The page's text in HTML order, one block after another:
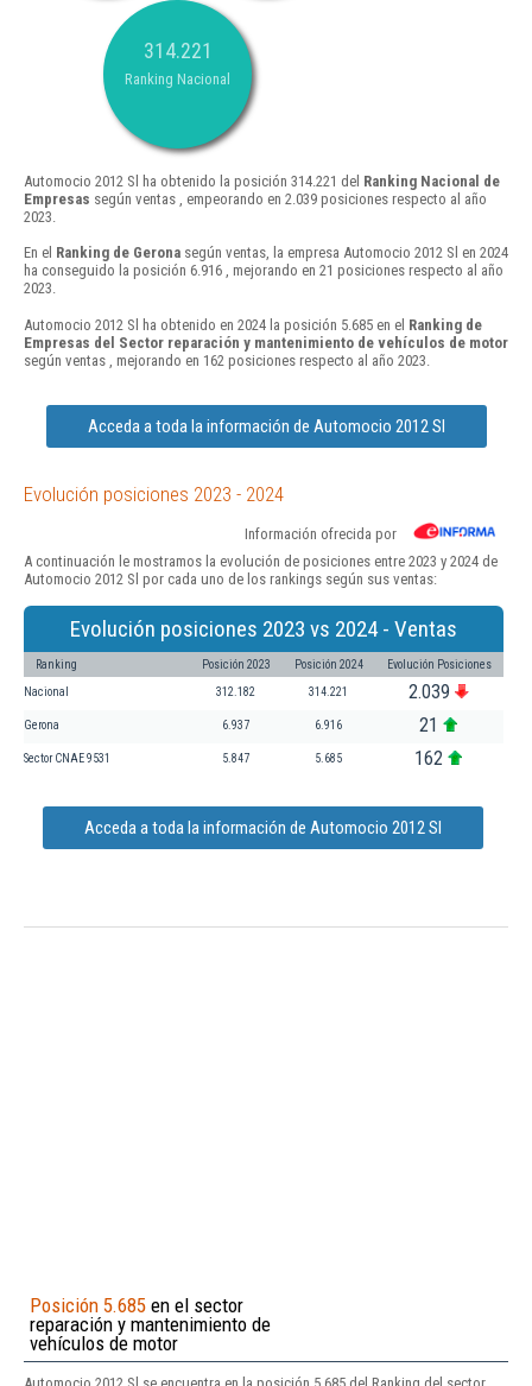
314.221
Ranking Nacional
Automocio 2012 Sl ha obtenido la posición 314.221 del Ranking Nacional de
Empresas según ventas , empeorando en 2.039 posiciones respecto al año
2023.
En el Ranking de Gerona según ventas, la empresa Automocio 2012 Sl en 2024
ha conseguido la posición 6.916 , mejorando en 21 posiciones respecto al año
2023.
Automocio 2012 Sl ha obtenido en 2024 la posición 5.685 en el Ranking de
Empresas del Sector reparación y mantenimiento de vehículos de motor
según ventas , mejorando en 162 posiciones respecto al año 2023.
Acceda a toda la información de Automocio 2012 Sl
Evolución posiciones 2023 - 2024
Información ofrecida por
A continuación le mostramos la evolución de posiciones entre 2023 y 2024 de
Automocio 2012 Sl por cada uno de los rankings según sus ventas:
Evolución posiciones 2023 vs 2024 - Ventas
Ranking Posición 2023 Posición 2024 Evolución Posiciones
Nacional 312.182 314.221 2.039
Gerona 6.937 6.916 21
Sector CNAE 9531 5.847 5.685 162
Acceda a toda la información de Automocio 2012 Sl
Posición 5.685 en el sector
reparación y mantenimiento de
vehículos de motor